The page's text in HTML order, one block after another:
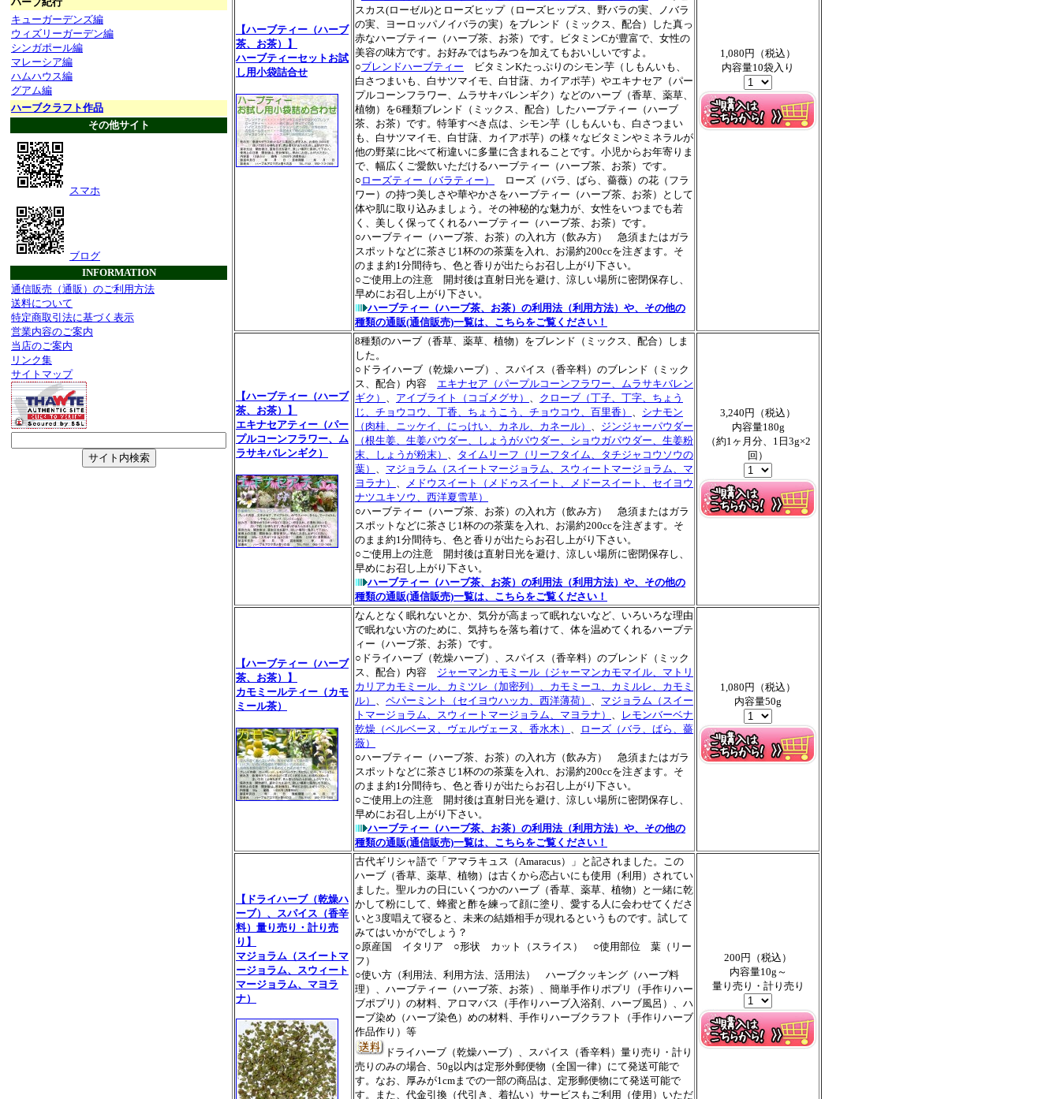
【ハーブティー（ハーブ
茶、お茶）】
ハーブティーセットお試
し用小袋詰合せ
スカス(ローゼル)とローズヒップ（ローズヒップス、野バラの実、ノバラ
の実、ヨーロッパノイバラの実）をブレンド（ミックス、配合）した真っ
赤なハーブティー（ハーブ茶、お茶）です。ビタミンCが豊富で、女性の
美容の味方です。お好みではちみつを加えてもおいしいですよ。
○ブレンドハーブティー ビタミンKたっぷりのシモン芋（しもんいも、
白さつまいも、白サツマイモ、白甘藷、カイアポ芋）やエキナセア（パー
プルコーンフラワー、ムラサキバレンギク）などのハーブ（香草、薬草、
植物）を6種類ブレンド（ミックス、配合）したハーブティー（ハーブ
茶、お茶）です。特筆すべき点は、シモン芋（しもんいも、白さつまい
も、白サツマイモ、白甘藷、カイアポ芋）の様々なビタミンやミネラルが
他の野菜に比べて桁違いに多量に含まれることです。小児からお年寄りま
で、幅広くご愛飲いただけるハーブティー（ハーブ茶、お茶）です。
○ ローズティー（バラティー）
ローズ（バラ、ばら、薔薇）の花（フラ
ワー）の持つ美しさや華やかさをハーブティー（ハーブ茶、お茶）として
体や肌に取り込みましょう。その神秘的な魅力が、女性をいつまでも若
く、美しく保ってくれるハーブティー（ハーブ茶、お茶）です。
○ハーブティー（ハーブ茶、お茶）の入れ方（飲み方） 急須またはガラ
スポットなどに茶さじ1杯のの茶葉を入れ、お湯約200ccを注ぎます。そ
のまま約1分間待ち、色と香りが出たらお召し上がり下さい。
○ご使用上の注意 開封後は直射日光を避け、涼しい場所に密閉保存し、
早めにお召し上がり下さい。
ハーブティー（ハーブ茶、お茶）の利用法（利用方法）や、その他の
種類の通販(通信販売)一覧は、こちらをご覧ください！
1,080円（税込）
内容量10袋入り
【ハーブティー（ハーブ
茶、お茶）】
エキナセアティー（パー
プルコーンフラワー、ム
ラサキバレンギク）
8種類のハーブ（香草、薬草、植物）をブレンド（ミックス、配合）しま
した。
○ドライハーブ（乾燥ハーブ）、スパイス（香辛料）のブレンド（ミック
ス、配合）内容 エキナセア（パープルコーンフラワー、ムラサキバレン
ギク） 、 アイブライト（コゴメグサ） 、 クローブ（丁子、丁字、ちょう
じ、チョウコウ、丁香、ちょうこう、チョウコウ、百里香） 、 シナモン
（肉桂、ニッケイ、にっけい、カネル、カネール） 、 ジンジャーパウダー
（根生姜、生姜パウダー、しょうがパウダー、ショウガパウダー、生姜粉
末、しょうが粉末） 、 タイムリーフ（リーフタイム、タチジャコウソウの
葉） 、 マジョラム（スイートマージョラム、スウィートマージョラム、マ
ヨラナ） 、
メドウスイート（メドゥスイート、メドースイート、セイヨウ
ナツユキソウ、西洋夏雪草）
○ハーブティー（ハーブ茶、お茶）の入れ方（飲み方） 急須またはガラ
スポットなどに茶さじ1杯のの茶葉を入れ、お湯約200ccを注ぎます。そ
のまま約1分間待ち、色と香りが出たらお召し上がり下さい。
○ご使用上の注意 開封後は直射日光を避け、涼しい場所に密閉保存し、
早めにお召し上がり下さい。
ハーブティー（ハーブ茶、お茶）の利用法（利用方法）や、その他の
種類の通販(通信販売)一覧は、こちらをご覧ください！
3,240円（税込）
内容量180g
（約1ヶ月分、1日3g×2
回）
【ハーブティー（ハーブ
茶、お茶）】
カモミールティー（カモ
ミール茶）
なんとなく眠れないとか、気分が高まって眠れないなど、いろいろな理由
で眠れない方のために、気持ちを落ち着けて、体を温めてくれるハーブテ
ィー（ハーブ茶、お茶）です。
○ドライハーブ（乾燥ハーブ）、スパイス（香辛料）のブレンド（ミック
ス、配合）内容 ジャーマンカモミール（ジャーマンカモマイル、マトリ
カリアカモミール、カミツレ（加密列）、カモミーユ、カミルレ、カモミ
ル） 、 ペパーミント（セイヨウハッカ、西洋薄荷） 、 マジョラム（スイー
トマージョラム、スウィートマージョラム、マヨラナ） 、
レモンバーベナ
乾燥（ベルベーヌ、ヴェルヴェーヌ、香水木） 、
ローズ（バラ、ばら、薔
薇）
○ハーブティー（ハーブ茶、お茶）の入れ方（飲み方） 急須またはガラ
スポットなどに茶さじ1杯のの茶葉を入れ、お湯約200ccを注ぎます。そ
のまま約1分間待ち、色と香りが出たらお召し上がり下さい。
○ご使用上の注意 開封後は直射日光を避け、涼しい場所に密閉保存し、
早めにお召し上がり下さい。
ハーブティー（ハーブ茶、お茶）の利用法（利用方法）や、その他の
種類の通販(通信販売)一覧は、こちらをご覧ください！
1,080円（税込）
内容量50g
【ドライハーブ（乾燥ハ
ーブ）、スパイス（香辛
料）量り売り・計り売
り】
マジョラム（スイートマ
ージョラム、スウィート
マージョラム、マヨラ
ナ）
古代ギリシャ語で「アマラキュス（Amaracus）」と記されました。この
ハーブ（香草、薬草、植物）は古くから恋占いにも使用（利用）されてい
ました。聖ルカの日にいくつかのハーブ（香草、薬草、植物）と一緒に乾
かして粉にして、蜂蜜と酢を練って顔に塗り、愛する人に会わせてくださ
いと3度唱えて寝ると、未来の結婚相手が現れるというものです。試して
みてはいかがでしょう？
○原産国 イタリア ○形状 カット（スライス） ○使用部位 葉（リー
フ）
○使い方（利用法、利用方法、活用法） ハーブクッキング（ハーブ料
理）、ハーブティー（ハーブ茶、お茶）、簡単手作りポプリ（手作りハー
ブポプリ）の材料、アロマバス（手作りハーブ入浴剤、ハーブ風呂）、ハ
ーブ染め（ハーブ染色）めの材料、手作りハーブクラフト（手作りハーブ
作品作り）等
ドライハーブ（乾燥ハーブ）、スパイス（香辛料）量り売り・計り
売りのみの場合、50g以内は定形外郵便物（全国一律）にて発送可能で
す。なお、厚みが1cmまでの一部の商品は、定形郵便物にて発送可能で
す。また、代金引換（代引き、着払い）サービスもご利用（使用）いただ
200円（税込）
内容量10g～
量り売り・計り売り
キューガーデンズ編
ウィズリーガーデン編
シンガポール編
マレーシア編
ハムハウス編
グアム編
ハーブクラフト作品
その他サイト
スマホ
ブログ
INFORMATION
通信販売（通販）のご利用方法
送料について
特定商取引法に基づく表示
営業内容のご案内
当店のご案内
リンク集
サイトマップ